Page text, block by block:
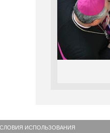
ИСПОЛЬЗОВАНИЯ